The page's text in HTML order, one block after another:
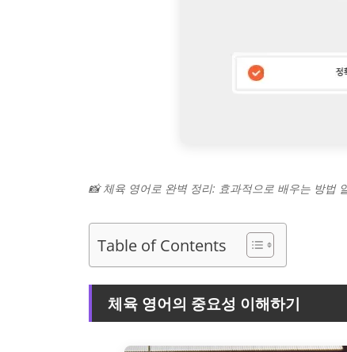
📸 체육 영어로 완벽 정리: 효과적으로 배우는 방법
Table of Contents
체육 영어의 중요성 이해하기